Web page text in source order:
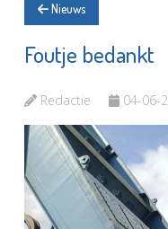
Nieuws
Foutje bedankt
Redactie 04-06-